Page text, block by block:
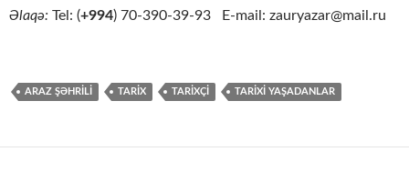
Əlaqə: Tel: (+994) 70-390-39-93 E-mail: zauryazar@mail.ru
ARAZ ŞƏHRİLİ TARİX TARİXÇİ TARİXİ YAŞADANLAR